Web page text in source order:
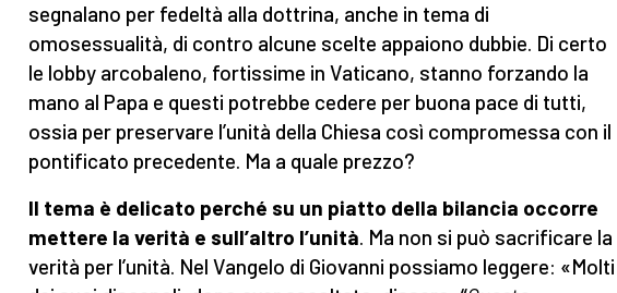
segnalano per fedeltà alla dottrina, anche in tema di
omosessualità, di contro alcune scelte appaiono dubbie. Di certo
le lobby arcobaleno, fortissime in Vaticano, stanno forzando la
mano al Papa e questi potrebbe cedere per buona pace di tutti,
ossia per preservare l’unità della Chiesa così compromessa con il
pontificato precedente. Ma a quale prezzo?
Il tema è delicato perché su un piatto della bilancia occorre
mettere la verità e sull’altro l’unità. Ma non si può sacrificare la
verità per l’unità. Nel Vangelo di Giovanni possiamo leggere: «Molti